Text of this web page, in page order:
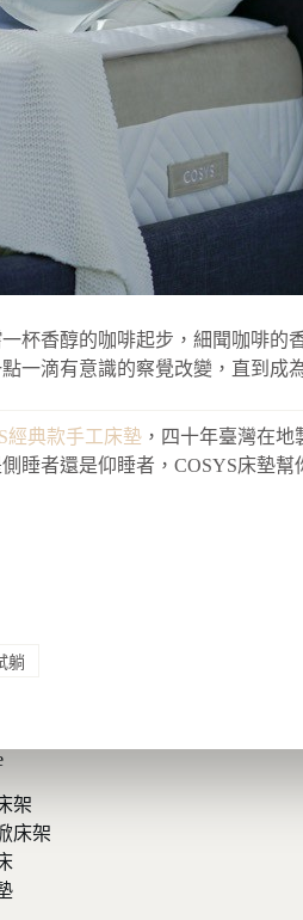
杯香醇的咖啡起步，細聞咖啡
一滴有意識的察覺改變，直到
經典款手工床墊 ，四十年臺灣在
睡者還是仰睡者，COSYS床墊
躺
架
床架